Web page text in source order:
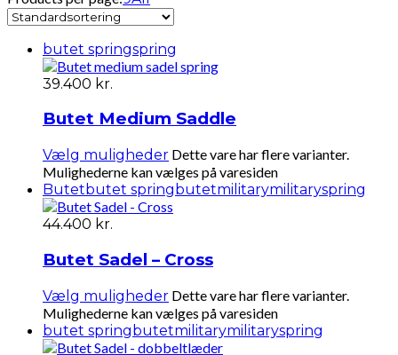
butet springspring
39.400 kr.
Butet Medium Saddle
Vælg muligheder Dette vare har flere varianter.
Mulighederne kan vælges på varesiden
Butetbutet springbutetmilitarymilitaryspring
44.400 kr.
Butet Sadel – Cross
Vælg muligheder Dette vare har flere varianter.
Mulighederne kan vælges på varesiden
butet springbutetmilitarymilitaryspring